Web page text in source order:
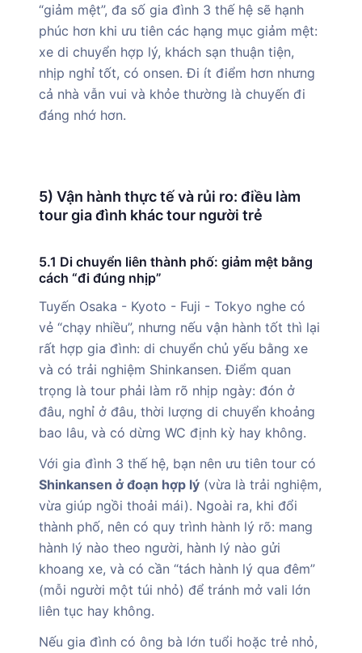
“giảm mệt”, đa số gia đình 3 thế hệ sẽ hạnh
phúc hơn khi ưu tiên các hạng mục giảm mệt:
xe di chuyển hợp lý, khách sạn thuận tiện,
nhịp nghỉ tốt, có onsen. Đi ít điểm hơn nhưng
cả nhà vẫn vui và khỏe thường là chuyến đi
đáng nhớ hơn.
5) Vận hành thực tế và rủi ro: điều làm
tour gia đình khác tour người trẻ
5.1 Di chuyển liên thành phố: giảm mệt bằng
cách “đi đúng nhịp”
Tuyến Osaka - Kyoto - Fuji - Tokyo nghe có
vẻ “chạy nhiều”, nhưng nếu vận hành tốt thì lại
rất hợp gia đình: di chuyển chủ yếu bằng xe
và có trải nghiệm Shinkansen. Điểm quan
trọng là tour phải làm rõ nhịp ngày: đón ở
đâu, nghỉ ở đâu, thời lượng di chuyển khoảng
bao lâu, và có dừng WC định kỳ hay không.
Với gia đình 3 thế hệ, bạn nên ưu tiên tour có
Shinkansen ở đoạn hợp lý (vừa là trải nghiệm,
vừa giúp ngồi thoải mái). Ngoài ra, khi đổi
thành phố, nên có quy trình hành lý rõ: mang
hành lý nào theo người, hành lý nào gửi
khoang xe, và có cần “tách hành lý qua đêm”
(mỗi người một túi nhỏ) để tránh mở vali lớn
liên tục hay không.
Nếu gia đình có ông bà lớn tuổi hoặc trẻ nhỏ,